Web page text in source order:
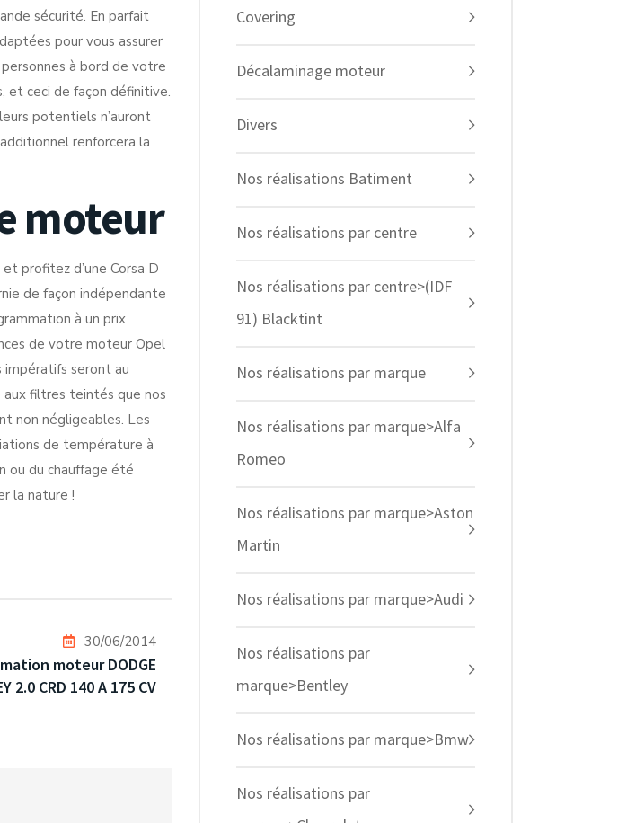
sécurité. En parfait
pour vous assurer
à bord de votre
et ceci de façon définitive.
potentiels n’auront
renforcera la
moteur
profitez d’une Corsa D
de façon indépendante
à un prix
de votre moteur Opel
impératifs seront au
filtres teintés que nos
non négligeables. Les
de température à
ou du chauffage été
la nature !
30/06/2014
moteur DODGE
2.0 CRD 140 A 175 CV
Covering
Décalaminage moteur
Divers
Nos réalisations Batiment
Nos réalisations par centre
Nos réalisations par centre>(IDF
91) Blacktint
Nos réalisations par marque
Nos réalisations par marque>Alfa
Romeo
Nos réalisations par marque>Aston
Martin
Nos réalisations par marque>Audi
Nos réalisations par
marque>Bentley
Nos réalisations par marque>Bmw
Nos réalisations par